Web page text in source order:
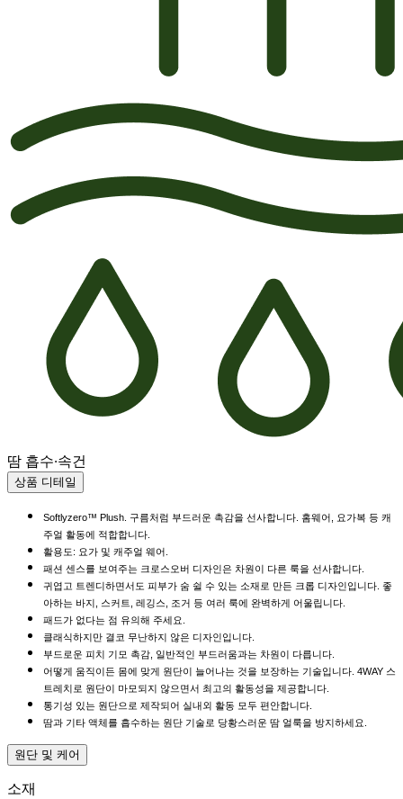
땀 흡수·속건
상품 디테일
Softlyzero™ Plush. 구름처럼 부드러운 촉감을 선사합니다. 홈웨어, 요가복 등 캐
주얼 활동에 적합합니다.
활용도: 요가 및 캐주얼 웨어.
패션 센스를 보여주는 크로스오버 디자인은 차원이 다른 룩을 선사합니다.
귀엽고 트렌디하면서도 피부가 숨 쉴 수 있는 소재로 만든 크롭 디자인입니다. 좋
아하는 바지, 스커트, 레깅스, 조거 등 여러 룩에 완벽하게 어울립니다.
패드가 없다는 점 유의해 주세요.
클래식하지만 결코 무난하지 않은 디자인입니다.
부드로운 피치 기모 촉감, 일반적인 부드러움과는 차원이 다릅니다.
어떻게 움직이든 몸에 맞게 원단이 늘어나는 것을 보장하는 기술입니다. 4WAY 스
트레치로 원단이 마모되지 않으면서 최고의 활동성을 제공합니다.
통기성 있는 원단으로 제작되어 실내외 활동 모두 편안합니다.
땀과 기타 액체를 흡수하는 원단 기술로 당황스러운 땀 얼룩을 방지하세요.
원단 및 케어
소재